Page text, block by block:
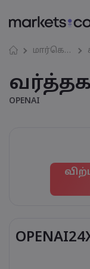
மார்கெட்கள்
வர்த்தக
OPENAI